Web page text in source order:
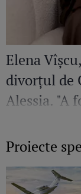
Elena
divorțul de
Alessia. "A
Proiecte